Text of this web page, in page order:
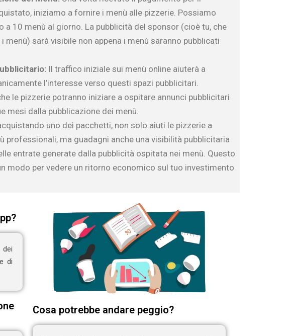
iniziamo a fornire i menù alle pizzerie. Possiamo
a 10 menù al giorno. La pubblicità del sponsor (cioè tu, che
menù) sarà visibile non appena i menù saranno pubblicati
Il traffico iniziale sui menù online aiuterà a
l’interesse verso questi spazi pubblicitari.
le pizzerie potranno iniziare a ospitare annunci pubblicitari
mesi dalla pubblicazione dei menù.
uno dei pacchetti, non solo aiuti le pizzerie a
professionali, ma guadagni anche una visibilità pubblicitaria
entrate generate dalla pubblicità ospitata nei menù. Questo
modo per vedere un ritorno economico sul tuo investimento
dei
di
Cosa potrebbe andare peggio?